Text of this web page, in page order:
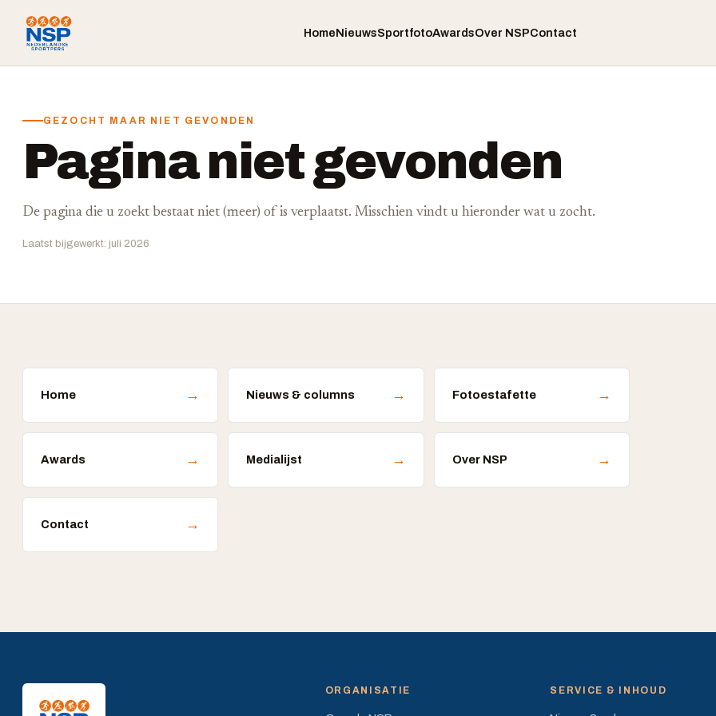
HomeNieuwsSportfotoAwardsOver NSPContact
GEZOCHT MAAR NIET GEVONDEN
Pagina niet gevonden
De pagina die u zoekt bestaat niet (meer) of is verplaatst. Misschien vindt u hieronder wat u zocht.
Laatst bijgewerkt: juli 2026
Home → Nieuws & columns → Fotoestafette →
Awards → Medialijst → Over NSP →
Contact →
ORGANISATIE SERVICE & INHOUD